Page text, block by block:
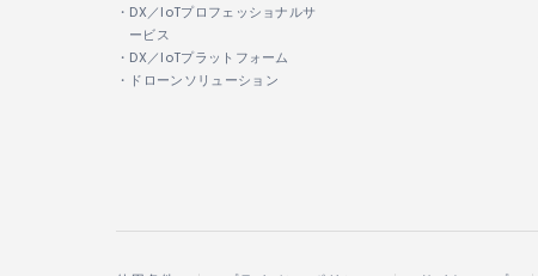
・DX／IoTプロフェッショナルサ
ービス
・DX／IoTプラットフォーム
・ドローンソリューション